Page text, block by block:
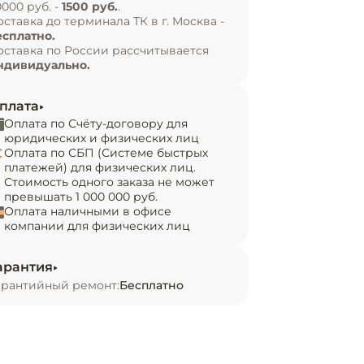
руб. - 1500 руб..
до терминала ТК в г. Москва -
по России рассчитывается
Оплата по Счёту-договору для
юридических и физических лиц
Оплата по СБП (Системе быстрых
платежей) для физических лиц.
Стоимость одного заказа не может
превышать 1 000 000 руб.
Оплата наличными в офисе
компании для физических лиц
ремонт:Бесплатно